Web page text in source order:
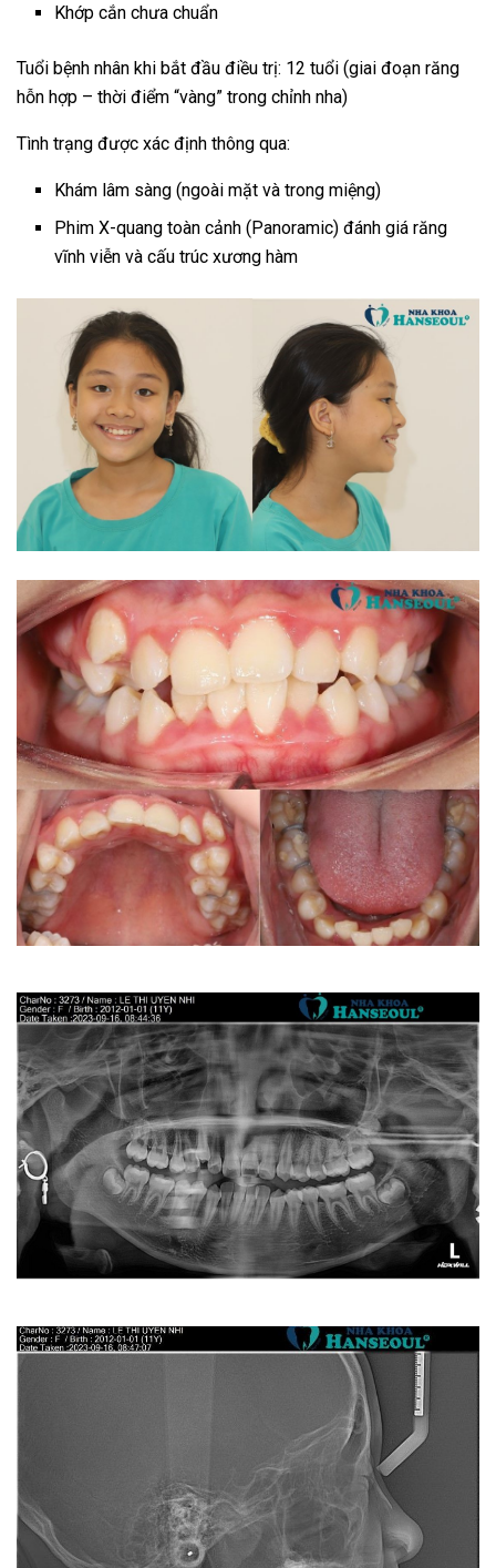
Khớp cắn chưa chuẩn
Tuổi bệnh nhân khi bắt đầu điều trị: 12 tuổi (giai đoạn răng
hỗn hợp – thời điểm “vàng” trong chỉnh nha)
Tình trạng được xác định thông qua:
Khám lâm sàng (ngoài mặt và trong miệng)
Phim X-quang toàn cảnh (Panoramic) đánh giá răng
vĩnh viễn và cấu trúc xương hàm